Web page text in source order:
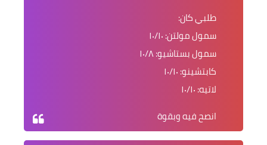
طلبي كان:
سمول مولتن: ١٠/١٠
سمول بستاشيو: ١٠/٨
كابتشينو: ١٠/١٠
لاتيه: ١٠/١٠
انصح فيه وبقوة